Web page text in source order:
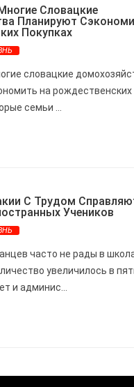
Словацкие
Планируют
Покупках
словацкие
на рождественских
семьи ...
С Трудом
Учеников
часто не рады в
увеличилось в
и админис...